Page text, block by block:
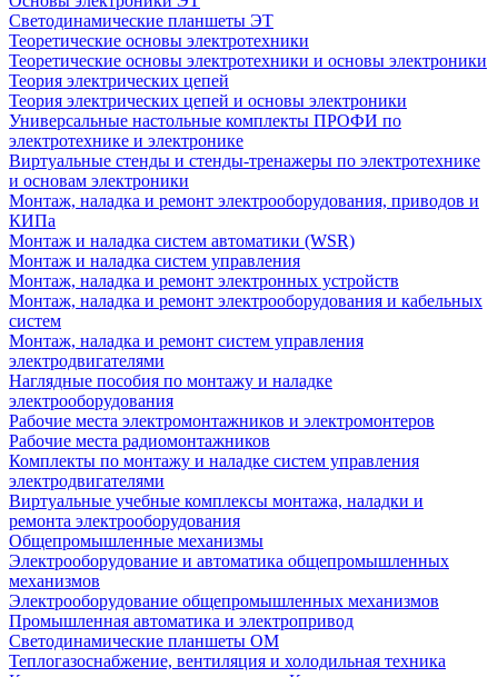
Светодинамические планшеты ЭТ
Теоретические основы электротехники
Теоретические основы электротехники и основы электроники
Теория электрических цепей
Теория электрических цепей и основы электроники
Универсальные настольные комплекты ПРОФИ по
электротехнике и электронике
Виртуальные стенды и стенды-тренажеры по электротехнике
и основам электроники
Монтаж, наладка и ремонт электрооборудования, приводов и
КИПа
Монтаж и наладка систем автоматики (WSR)
Монтаж и наладка систем управления
Монтаж, наладка и ремонт электронных устройств
Монтаж, наладка и ремонт электрооборудования и кабельных
систем
Монтаж, наладка и ремонт систем управления
электродвигателями
Наглядные пособия по монтажу и наладке
электрооборудования
Рабочие места электромонтажников и электромонтеров
Рабочие места радиомонтажников
Комплекты по монтажу и наладке систем управления
электродвигателями
Виртуальные учебные комплексы монтажа, наладки и
ремонта электрооборудования
Общепромышленные механизмы
Электрооборудование и автоматика общепромышленных
механизмов
Электрооборудование общепромышленных механизмов
Промышленная автоматика и электропривод
Светодинамические планшеты ОМ
Теплогазоснабжение, вентиляция и холодильная техника